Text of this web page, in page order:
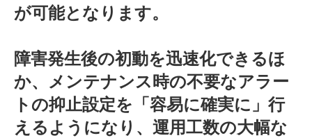
が可能となります。
障害発生後の初動を迅速化できるほ
か、メンテナンス時の不要なアラー
トの抑止設定を「容易に確実に」行
えるようになり、運用工数の大幅な